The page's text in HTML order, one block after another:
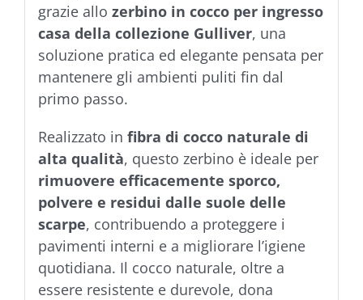
grazie allo zerbino in cocco per ingresso
casa della collezione Gulliver, una
soluzione pratica ed elegante pensata per
mantenere gli ambienti puliti fin dal
primo passo.
Realizzato in fibra di cocco naturale di
alta qualità, questo zerbino è ideale per
rimuovere efficacemente sporco,
polvere e residui dalle suole delle
scarpe, contribuendo a proteggere i
pavimenti interni e a migliorare l’igiene
quotidiana. Il cocco naturale, oltre a
essere resistente e durevole, dona